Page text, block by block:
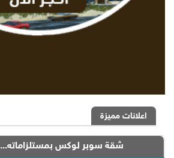
اعلانات مميزة
شقة سوبر لوكس بمستلزاماته...